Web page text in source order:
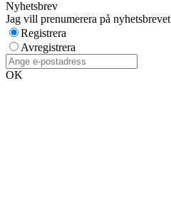
Nyhetsbrev
Jag vill prenumerera på nyhetsbrevet
Registrera
Avregistrera
OK